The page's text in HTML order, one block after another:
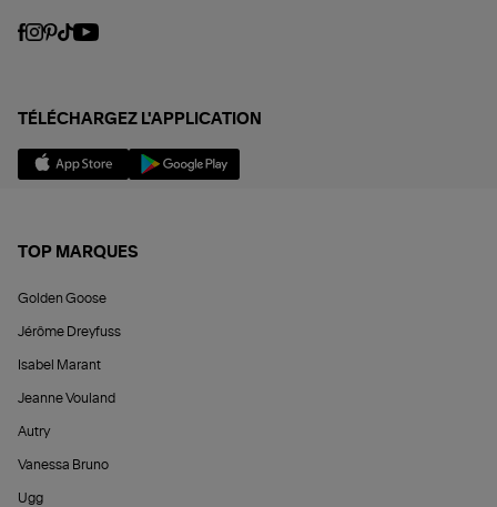
TÉLÉCHARGEZ L'APPLICATION
TOP MARQUES
Golden Goose
Jérôme Dreyfuss
Isabel Marant
Jeanne Vouland
Autry
Vanessa Bruno
Ugg